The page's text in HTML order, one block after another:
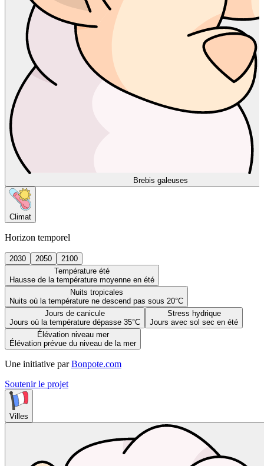
Brebis galeuses
Climat
Horizon temporel
2030 2050
2100
Température été
Hausse de la température moyenne en été
Nuits tropicales
Nuits où la température ne descend pas sous 20°C
Jours de canicule
Jours où la température dépasse 35°C
Stress hydrique
Jours avec sol sec en été
Élévation niveau mer
Élévation prévue du niveau de la mer
Une initiative par Bonpote.com
Soutenir le projet
Villes